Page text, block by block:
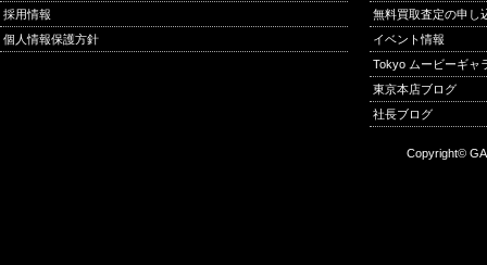
採用情報
個人情報保護方針
無料買取査定の申し
イベント情報
Tokyo ムービーギャ
東京本店ブログ
社長ブログ
Copyright©